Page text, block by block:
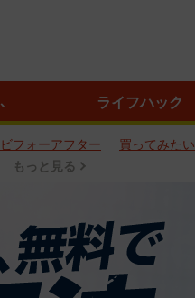
ライフハック
ビフォーアフター 買ってみたい
もっと見る